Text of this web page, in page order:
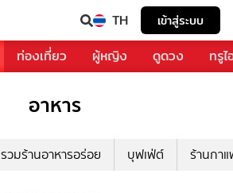
TH เข้าสู่ระบบ
ท่องเที่ยว ผู้หญิง ดูดวง ทรู
อาหาร
รวมร้านอาหารอร่อย บุฟเฟ่ต์ ร้านกา